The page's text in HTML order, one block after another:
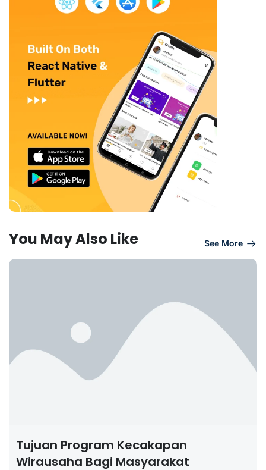
You May Also Like See More
Tujuan Program Kecakapan
Wirausaha Bagi Masyarakat